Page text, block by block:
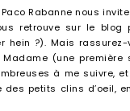
Paco Rabanne nous
retrouve sur le blog
hein ?). Mais rassurez-
(une première
à me suivre,
petits clins d’oeil,